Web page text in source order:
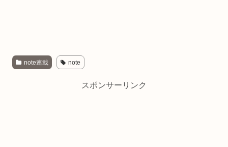
note連載 note
スポンサーリンク